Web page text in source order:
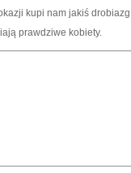
kupi nam jakiś
prawdziwe kobiety.